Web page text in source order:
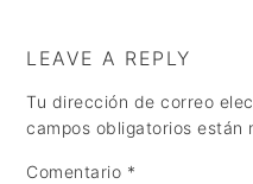
n
LEAVE A REPLY
Tu dirección de correo
campos obligatorios están
Comentario *